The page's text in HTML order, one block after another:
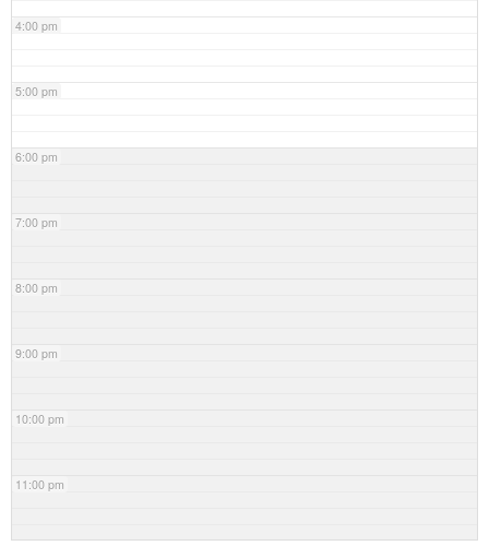
4:00 pm
5:00 pm
6:00 pm
7:00 pm
8:00 pm
9:00 pm
10:00 pm
11:00 pm